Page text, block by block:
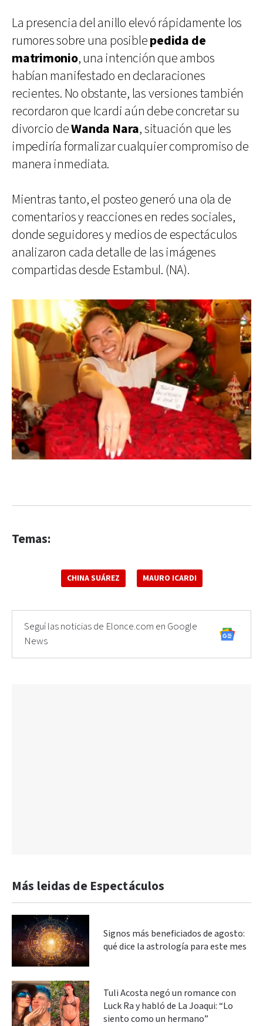
La presencia del anillo elevó rápidamente los
rumores sobre una posiblepedida de
matrimonio, una intención que ambos
habían manifestado en declaraciones
recientes. No obstante, las versiones también
recordaron que Icardi aún debe concretar su
divorcio deWanda Nara, situación que les
impediría formalizar cualquier compromiso de
manera inmediata.
Mientras tanto, el posteo generó una ola de
comentarios y reacciones en redes sociales,
donde seguidores y medios de espectáculos
analizaron cada detalle de las imágenes
compartidas desde Estambul. (NA).
Temas:
CHINA SUÁREZ MAURO ICARDI
Seguí las noticias de Elonce.com en Google
News
Más leidas de Espectáculos
Signos más beneficiados de agosto:
qué dice la astrología para este mes
Tuli Acosta negó un romance con
Luck Ra y habló de La Joaqui: “Lo
siento como un hermano”